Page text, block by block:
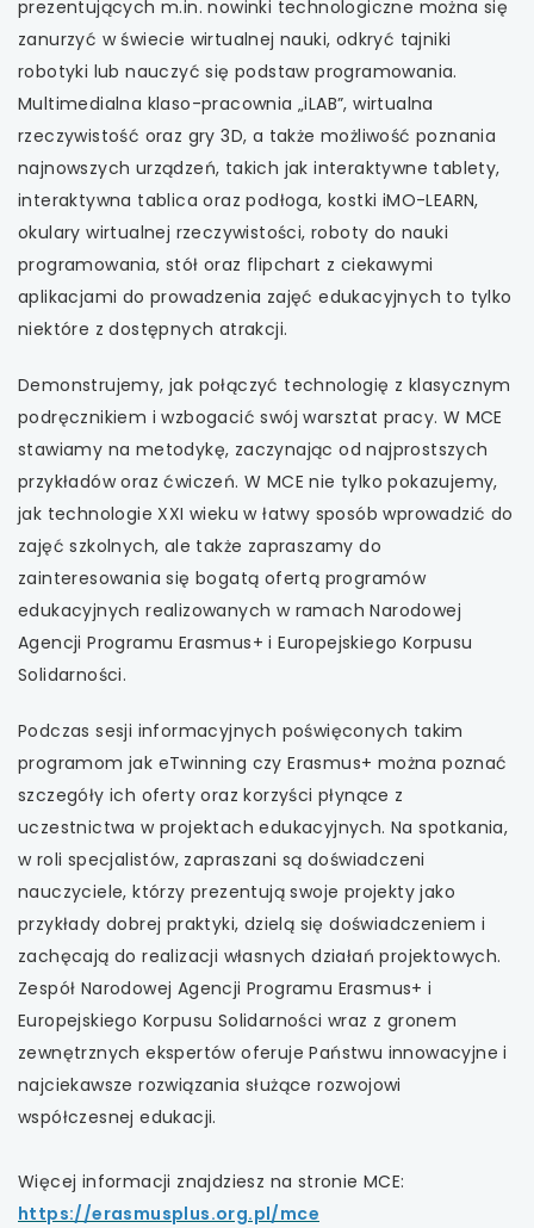
uwaga, link otwiera się w nowej karcie
uwaga, link otwiera się w nowej karcie
uwaga, link otwiera się w nowej karcie
uwaga, link otwiera się w nowej karcie
uwaga, link otwiera się w nowej karcie
uwaga, link otwiera się w nowej karcie
uwaga, link otwiera się w nowej karcie
uwaga, link otwiera się w nowej karcie
uwaga, link otwiera się w nowej karcie
uwaga, link otwiera się w nowej karcie
uwaga, link otwiera się w nowej karcie
uwaga, link otwiera się w nowej karcie
prezentujących m.in. nowinki technologiczne można się
zanurzyć w świecie wirtualnej nauki, odkryć tajniki
robotyki lub nauczyć się podstaw programowania.
Multimedialna klaso-pracownia „iLAB”, wirtualna
rzeczywistość oraz gry 3D, a także możliwość poznania
najnowszych urządzeń, takich jak interaktywne tablety,
interaktywna tablica oraz podłoga, kostki iMO-LEARN,
okulary wirtualnej rzeczywistości, roboty do nauki
programowania, stół oraz flipchart z ciekawymi
aplikacjami do prowadzenia zajęć edukacyjnych to tylko
niektóre z dostępnych atrakcji.
Demonstrujemy, jak połączyć technologię z klasycznym
podręcznikiem i wzbogacić swój warsztat pracy. W MCE
stawiamy na metodykę, zaczynając od najprostszych
przykładów oraz ćwiczeń. W MCE nie tylko pokazujemy,
jak technologie XXI wieku w łatwy sposób wprowadzić do
zajęć szkolnych, ale także zapraszamy do
zainteresowania się bogatą ofertą programów
edukacyjnych realizowanych w ramach Narodowej
Agencji Programu Erasmus+ i Europejskiego Korpusu
Solidarności.
Podczas sesji informacyjnych poświęconych takim
programom jak eTwinning czy Erasmus+ można poznać
szczegóły ich oferty oraz korzyści płynące z
uczestnictwa w projektach edukacyjnych. Na spotkania,
w roli specjalistów, zapraszani są doświadczeni
nauczyciele, którzy prezentują swoje projekty jako
przykłady dobrej praktyki, dzielą się doświadczeniem i
zachęcają do realizacji własnych działań projektowych.
Zespół Narodowej Agencji Programu Erasmus+ i
Europejskiego Korpusu Solidarności wraz z gronem
zewnętrznych ekspertów oferuje Państwu innowacyjne i
najciekawsze rozwiązania służące rozwojowi
współczesnej edukacji.
Więcej informacji znajdziesz na stronie MCE:
https://erasmusplus.org.pl/mce